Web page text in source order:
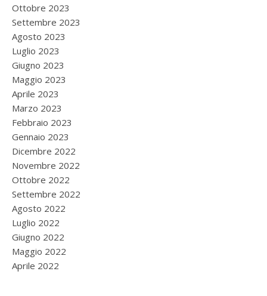
Ottobre 2023
Settembre 2023
Agosto 2023
Luglio 2023
Giugno 2023
Maggio 2023
Aprile 2023
Marzo 2023
Febbraio 2023
Gennaio 2023
Dicembre 2022
Novembre 2022
Ottobre 2022
Settembre 2022
Agosto 2022
Luglio 2022
Giugno 2022
Maggio 2022
Aprile 2022